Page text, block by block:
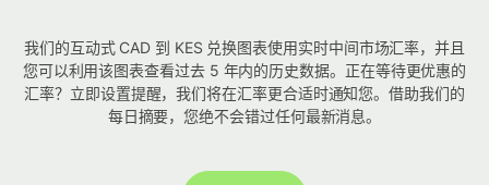
我们的互动式 CAD 到 KES 兑换图表使用实时中间市场汇率，并且
您可以利用该图表查看过去 5 年内的历史数据。正在等待更优惠的
汇率？立即设置提醒，我们将在汇率更合适时通知您。借助我们的
每日摘要，您绝不会错过任何最新消息。